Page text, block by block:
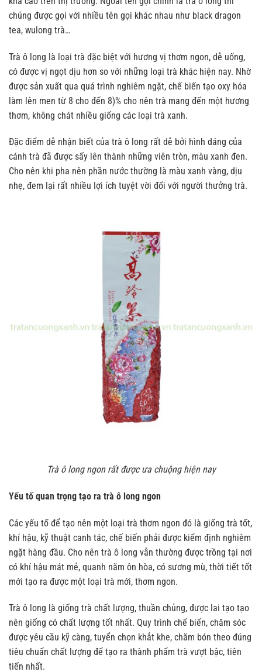
chúng được gọi với nhiều tên gọi khác nhau như black dragon
tea, wulong trà…
Trà ô long là loại trà đặc biệt với hương vị thơm ngon, dễ uống,
có được vị ngọt dịu hơn so với những loại trà khác hiện nay. Nhờ
được sản xuất qua quá trình nghiêm ngặt, chế biến tạo oxy hóa
làm lên men từ 8 cho đến 8)% cho nên trà mang đến một hương
thơm, không chát nhiều giống các loại trà xanh.
Đặc điểm dễ nhận biết của trà ô long rất dễ bởi hình dáng của
cánh trà đã được sấy lên thành những viên tròn, màu xanh đen.
Cho nên khi pha nên phần nước thường là màu xanh vàng, dịu
nhẹ, đem lại rất nhiều lợi ích tuyệt vời đối với người thưởng trà.
Trà ô long ngon rất được ưa chuộng hiện nay
Yếu tố quan trọng tạo ra trà ô long ngon
Các yếu tố để tạo nên một loại trà thơm ngon đó là giống trà tốt,
khí hậu, kỹ thuật canh tác, chế biến phải được kiểm định nghiêm
ngặt hàng đầu. Cho nên trà ô long vẫn thường được trồng tại nơi
có khí hậu mát mẻ, quanh năm ôn hòa, có sương mù, thời tiết tốt
mới tạo ra được một loại trà mới, thơm ngon.
Trà ô long là giống trà chất lượng, thuần chủng, được lai tạo tạo
nên giống có chất lượng tốt nhất. Quy trình chế biến, chăm sóc
được yêu cầu kỹ càng, tuyển chọn khắt khe, chăm bón theo đúng
tiêu chuẩn chất lượng để tạo ra thành phẩm trà vượt bậc, tiên
tiến nhất.